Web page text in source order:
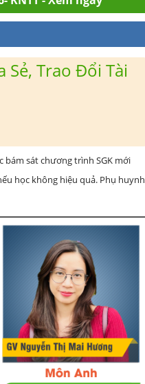
Sẻ, Trao Đổi Tài
bám sát chương trình SGK mới
học không hiệu quả. Phụ huynh